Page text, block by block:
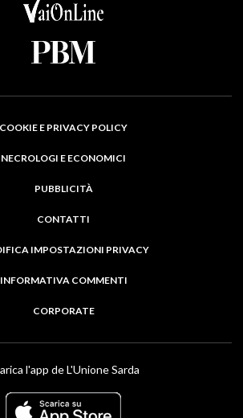
COOKIE E PRIVACY POLICY
NECROLOGI E ECONOMICI
PUBBLICITÀ
CONTATTI
IMPOSTAZIONI PRIVACY
INFORMATIVA COMMENTI
CORPORATE
l'app de L'Unione Sarda